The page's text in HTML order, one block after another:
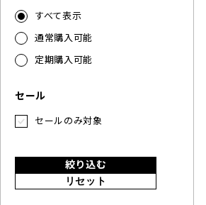
すべて表示
通常購入可能
定期購入可能
セール
セールのみ対象
絞り込む
リセット